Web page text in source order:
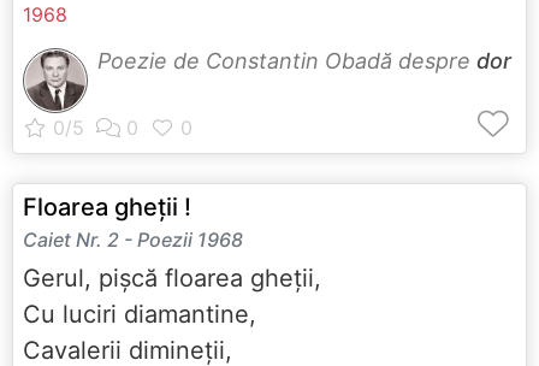
1968
Poezie de Constantin Obadă despre dor
Floarea gheții !
Caiet Nr. 2 - Poezii 1968
Gerul, pișcă floarea gheții,
Cu luciri diamantine,
Cavalerii dimineții,